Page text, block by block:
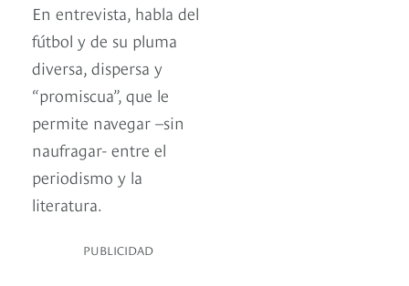
En entrevista, habla del
fútbol y de su pluma
diversa, dispersa y
“promiscua”, que le
permite navegar –sin
naufragar- entre el
periodismo y la
literatura.
PUBLICIDAD